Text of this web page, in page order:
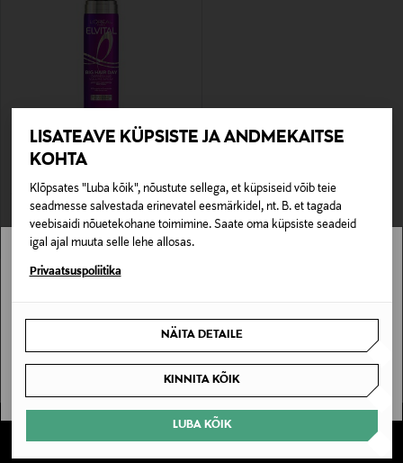
LISATEAVE KÜPSISTE JA ANDMEKAITSE
KOHTA
Klõpsates "Luba kõik", nõustute sellega, et küpsiseid võib teie
seadmesse salvestada erinevatel eesmärkidel, nt. B. et tagada
veebisaidi nõuetekohane toimimine. Saate oma küpsiste seadeid
igal ajal muuta selle lehe allosas.
Privaatsuspoliitika
NÄITA DETAILE
KINNITA KÕIK
LUBA KÕIK
Voluumisprei Elvital Collagen Lifter
Original Price
12,90 €
UUDISKIRI
Stockmann pole Sinu riigis saadaval.
SAAN ARU